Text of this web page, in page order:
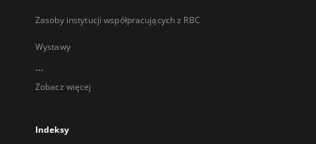
Zasoby instytucji współpracujących z RBC
Wystawy
...
Zobacz więcej
Indeksy